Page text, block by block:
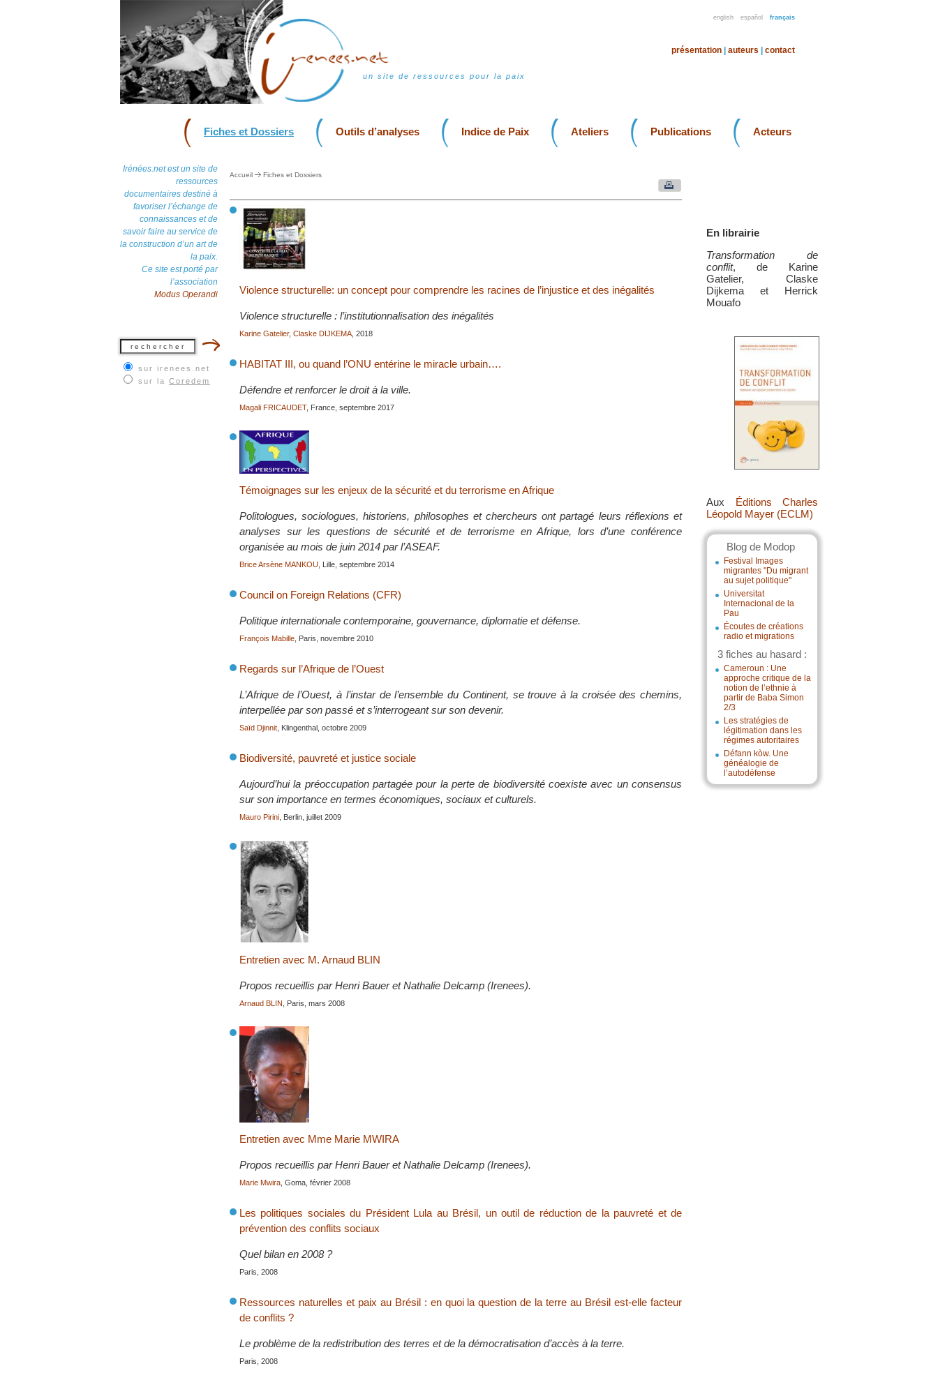
english español français
un site de ressources pour la paix
présentation auteurs contact
Fiches et Dossiers Outils d’analyses Indice de Paix Ateliers Publications Acteurs
Irénées.net est un site de
ressources
documentaires destiné à
favoriser l’échange de
connaissances et de
savoir faire au service de
la construction d’un art de
la paix.
Ce site est porté par
l’association
Modus Operandi
sur irenees.net
sur la Coredem
En librairie
Transformation de
conflit, de Karine
Gatelier, Claske
Dijkema et Herrick
Mouafo
Aux Éditions Charles
Léopold Mayer (ECLM)
Blog de Modop
Festival Images
migrantes "Du migrant
au sujet politique"
Universitat
Internacional de la
Pau
Écoutes de créations
radio et migrations
3 fiches au hasard :
Cameroun : Une
approche critique de la
notion de l’ethnie à
partir de Baba Simon
2/3
Les stratégies de
légitimation dans les
régimes autoritaires
Défann kòw. Une
généalogie de
l’autodéfense
Accueil Fiches et Dossiers
Violence structurelle: un concept pour comprendre les racines de l’injustice et des inégalités
Violence structurelle : l’institutionnalisation des inégalités
Karine Gatelier, Claske DIJKEMA , 2018
HABITAT III, ou quand l’ONU entérine le miracle urbain….
Défendre et renforcer le droit à la ville.
Magali FRICAUDET, France, septembre 2017
Témoignages sur les enjeux de la sécurité et du terrorisme en Afrique
Politologues, sociologues, historiens, philosophes et chercheurs ont partagé leurs réflexions et
analyses sur les questions de sécurité et de terrorisme en Afrique, lors d’une conférence
organisée au mois de juin 2014 par l’ASEAF.
Brice Arsène MANKOU , Lille, septembre 2014
Council on Foreign Relations (CFR)
Politique internationale contemporaine, gouvernance, diplomatie et défense.
François Mabille , Paris, novembre 2010
Regards sur l’Afrique de l’Ouest
L’Afrique de l’Ouest, à l’instar de l’ensemble du Continent, se trouve à la croisée des chemins,
interpellée par son passé et s’interrogeant sur son devenir.
Saïd Djinnit , Klingenthal, octobre 2009
Biodiversité, pauvreté et justice sociale
Aujourd’hui la préoccupation partagée pour la perte de biodiversité coexiste avec un consensus
sur son importance en termes économiques, sociaux et culturels.
Mauro Pirini , Berlin, juillet 2009
Entretien avec M. Arnaud BLIN
Propos recueillis par Henri Bauer et Nathalie Delcamp (Irenees).
Arnaud BLIN , Paris, mars 2008
Entretien avec Mme Marie MWIRA
Propos recueillis par Henri Bauer et Nathalie Delcamp (Irenees).
Marie Mwira , Goma, février 2008
Les politiques sociales du Président Lula au Brésil, un outil de réduction de la pauvreté et de
prévention des conflits sociaux
Quel bilan en 2008 ?
Paris, 2008
Ressources naturelles et paix au Brésil : en quoi la question de la terre au Brésil est-elle facteur
de conflits ?
Le problème de la redistribution des terres et de la démocratisation d’accès à la terre.
Paris, 2008